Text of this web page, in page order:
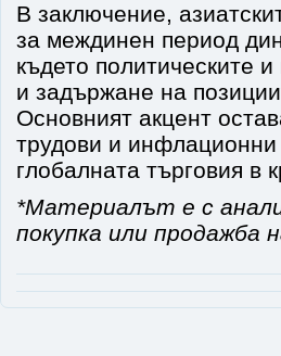
В заключение,
за междинен период
където политическите
и задържане на
Основният акцент
трудови и
глобалната търговия в
*Материалът е с
покупка или продажба